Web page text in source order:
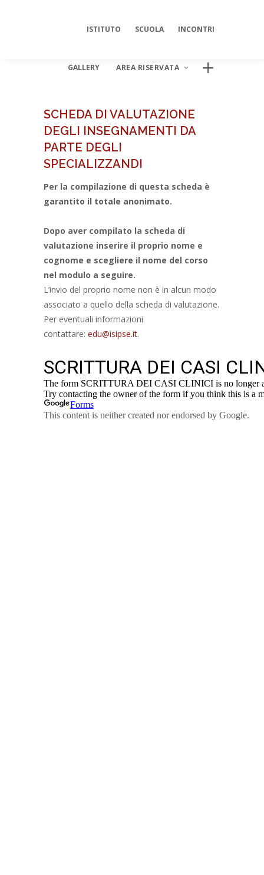
ISTITUTO SCUOLA INCONTRI
GALLERY AREA RISERVATA
AREA DIGITALE ISIPSÉ
SCHEDA DI VALUTAZIONE
DEGLI INSEGNAMENTI DA
PARTE DEGLI
SPECIALIZZANDI
Per la compilazione di questa scheda è
garantito il totale anonimato.
Dopo aver compilato la scheda di
valutazione inserire il proprio nome e
cognome e scegliere il nome del corso
nel modulo a seguire.
L’invio del proprio nome non è in alcun modo
associato a quello della scheda di valutazione.
Per eventuali informazioni
contattare: edu@isipse.it.